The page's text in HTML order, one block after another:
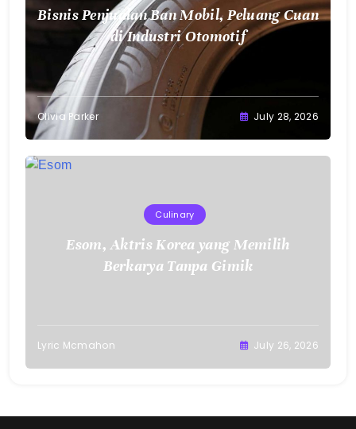
Bisnis Penjualan Ban Mobil, Peluang Cuan
di Industri Otomotif
Olivia Parker July 28, 2026
Culinary
Esom, Aktris Korea yang Memilih
Berkarya Tanpa Gimik
Lyric Mcmahon July 26, 2026